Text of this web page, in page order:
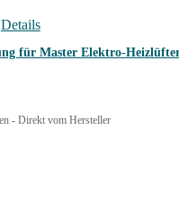
Details
für Master Elektro-
- Direkt vom Hersteller